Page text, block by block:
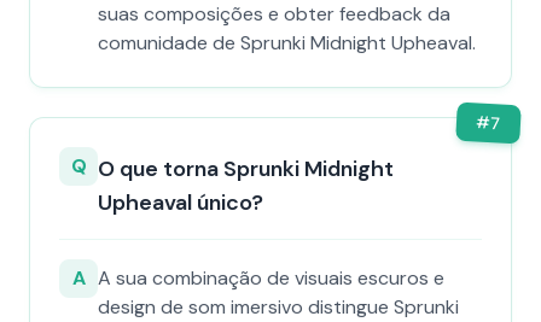
suas composições e obter feedback da
comunidade de Sprunki Midnight Upheaval.
#7
Q O que torna Sprunki Midnight
Upheaval único?
A A sua combinação de visuais escuros e
design de som imersivo distingue Sprunki